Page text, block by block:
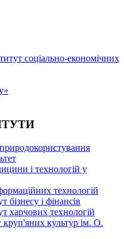
соціально-економічних
і технологій у
технологій
бізнесу і фінансів
харчових технологій
круп'яних культур ім. О.